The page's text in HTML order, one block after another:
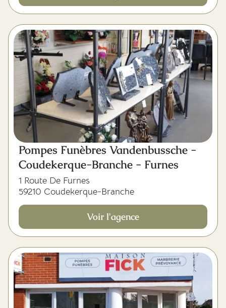
Pompes Funèbres Vandenbussche -
Coudekerque-Branche - Furnes
1 Route De Furnes
59210 Coudekerque-Branche
Voir l'agence